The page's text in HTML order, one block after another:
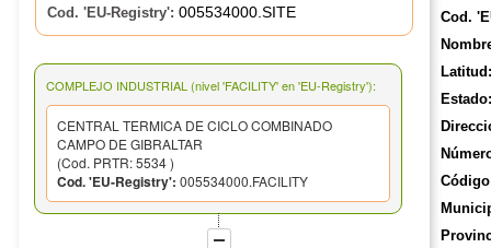
Cod. 'EU-Registry': 005534000.SITE
COMPLEJO INDUSTRIAL (nivel 'FACILITY' en 'EU-Registry'):
CENTRAL TERMICA DE CICLO COMBINADO
CAMPO DE GIBRALTAR
(Cod. PRTR: 5534 )
Cod. 'EU-Registry': 005534000.FACILITY
Cod.
Latitud:
Estado: